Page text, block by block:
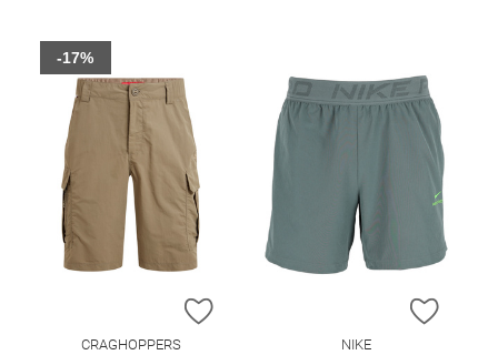
ZUR WUNSCHLISTE HINZUFÜGEN
CRAGHOPPERS
-17%
ZUR
NIKE